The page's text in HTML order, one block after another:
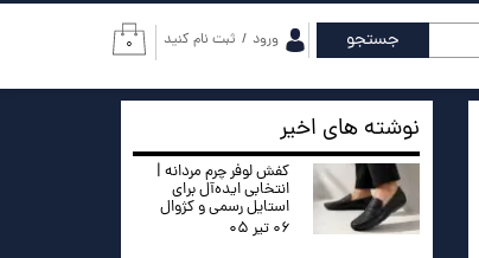
۰ ورود / ثبت نام کنید
سفارشات
خروج از حساب
کاربری
جستجو
نوشته های اخیر
کفش لوفر چرم مردانه |
انتخابی ایده‌آل برای
استایل رسمی و کژوال
۰۶ تیر ۰۵